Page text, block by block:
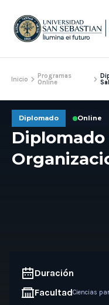
Inicio
Programas
Online
Diplomado Online
Duración
FacultadCiencias